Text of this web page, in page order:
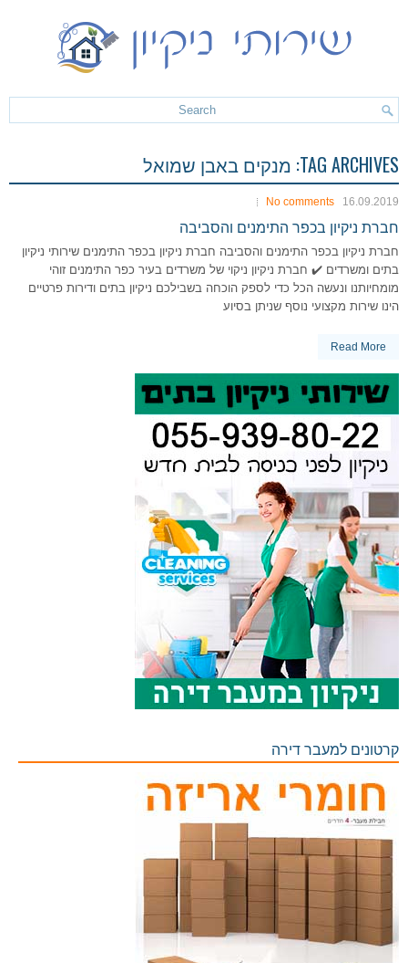
TAG ARCHIVES: מנקים באבן שמואל
16.09.2019
No comments
חברת ניקיון בכפר התימנים והסביבה
חברת ניקיון בכפר התימנים והסביבה חברת ניקיון בכפר התימנים שירותי ניקיון
בתים ומשרדים ✔️ חברת ניקיון ניקוי של משרדים בעיר כפר התימנים זוהי
מומחיותנו ונעשה הכל כדי לספק הוכחה בשבילכם ניקיון בתים ודירות פרטיים
הינו שירות מקצועי נוסף שניתן בסיוע
Read More
קרטונים למעבר דירה